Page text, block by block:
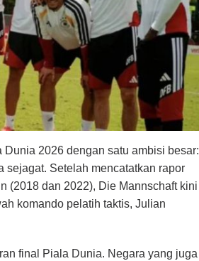
2026 dengan satu ambisi besar:
sejagat. Setelah mencatatkan rapor
(2018 dan 2022), Die Mannschaft kini
komando pelatih taktis, Julian
final Piala Dunia. Negara yang juga